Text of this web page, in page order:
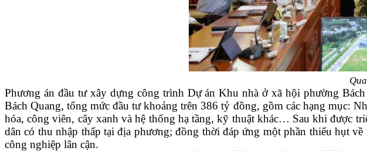
Phương án đầu tư xây dựng công trình Dự án Khu nhà ở xã hội phường
Bách Quang, tổng mức đầu tư khoảng trên 386 tỷ đồng, gồm các hạng mục:
hóa, công viên, cây xanh và hệ thống hạ tầng, kỹ thuật khác… Sau khi được
dân có thu nhập thấp tại địa phương; đồng thời đáp ứng một phần thiếu hụt
công nghiệp lân cận.